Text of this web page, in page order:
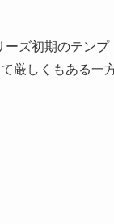
ーズ初期のテンプ
厳しくもある一